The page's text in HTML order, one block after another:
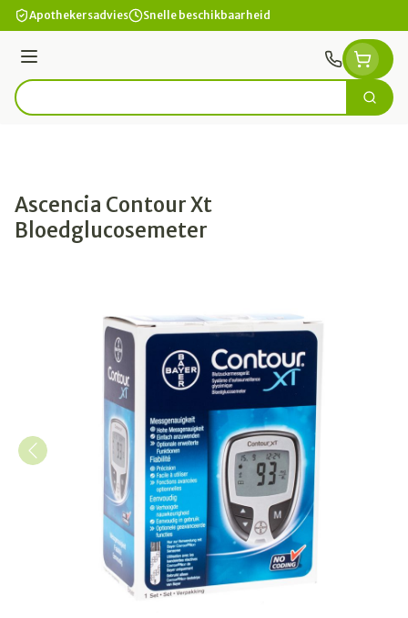
Ga naar de inhoud
Apothekersadvies Snelle beschikbaarheid
Menu
Product, merk, categorie... Zoek
Ascencia Contour Xt
Bloedglucosemeter